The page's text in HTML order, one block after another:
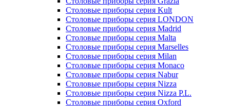
Столовые приборы серия LONDON
Столовые приборы серия Madrid
Столовые приборы серия Malta
Столовые приборы серия Marselles
Столовые приборы серия Milan
Столовые приборы серия Monaco
Столовые приборы серия Nabur
Столовые приборы серия Nizza
Столовые приборы серия Nizza P.L.
Столовые приборы серия Oxford
Столовые приборы серия Parma